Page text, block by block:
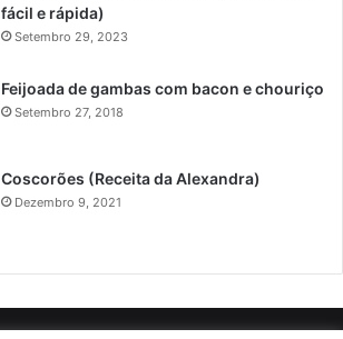
fácil e rápida)
Setembro 29, 2023
Feijoada de gambas com bacon e chouriço
Setembro 27, 2018
Coscorões (Receita da Alexandra)
Dezembro 9, 2021